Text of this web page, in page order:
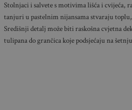
Stolnjaci i salvete s motivima lišća i cvijeća,
tanjuri u pastelnim nijansama stvaraju
Središnji detalj može biti raskošna cvjetna
tulipana do grančica koje podsjećaju na